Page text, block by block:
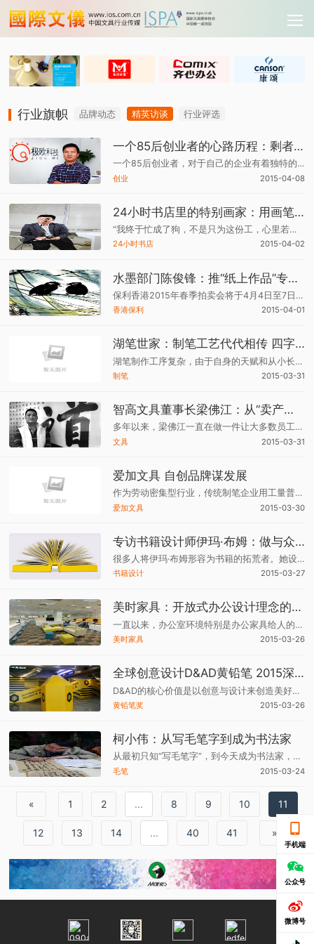
行业旗帜 品牌动态 精英访谈 行业评选
一个85后创业者的心路历程：剩者为王
一个85后创业者，对于自己的企业有着独特的管理方式，高情商和低姿态，成就了这个业绩一年增长超过十倍的企业，事业的成功，也让他有了更多的思考和创新。
创业 2015-04-08
24小时书店里的特别画家：用画笔记录广州日与夜
“我终于忙成了狗，不是只为这份工，心里若是承着梦，狗屎拌饭也感动。”——这是阿飞作品《狗诗三首》中的诗句，用幽默的方式表现职场生活。
24小时书店 2015-04-02
水墨部门陈俊锋：推“纸上作品”专场，关注纸上创作
保利香港2015年春季拍卖会将于4月4日至7日在香港君悦酒店举行。其中，中国当代水墨部首次推出的“中国现当代纸上作品专场”受到藏家关注。
香港保利 2015-04-01
湖笔世家：制笔工艺代代相传 四字家训牢记心中
湖笔制作工序复杂，由于自身的天赋和从小长辈的熏陶，钱建梁“刻字”功底不错。可接手“双喜”后，除了公司经营管理外，他每天要多花费四个小时到一线车间学习各道工艺。
制笔 2015-03-31
智高文具董事长梁佛江：从“卖产品”到“做文化”的民族品牌
多年以来，梁佛江一直在做一件让大多数员工觉得很笨的事情——培育发展企业文化。但随着宏观经济产能过剩特点日渐明显，他越来越坚定自己当初的道路。
文具 2015-03-31
爱加文具 自创品牌谋发展
作为劳动密集型行业，传统制笔企业用工量普遍较大。与之相矛盾的，却是近年来愈来愈紧张的劳动力资源。从贴牌生产到自创品牌，这无疑是一个很大的跨度和挑战，对产品质量、设计款式、销售渠道和宣传等都提出了更高的要求。
爱加文具 2015-03-30
专访书籍设计师伊玛·布姆：做与众不同的书
很多人将伊玛·布姆形容为书籍的拓荒者。她设计的300多部书里，充满了各种鲜见的形式、材料、色彩，创新的画面和文字处理赋予了书籍新的呈现方式，给读者视觉和触觉的双重阅读体验。
书籍设计 2015-03-27
美时家具：开放式办公设计理念的践行者
一直以来，办公室环境特别是办公家具给人的感觉是色彩单调，款式固定保守，只是为了满足办公的基本功能。然而随着人们审美能力及消费水平的提升，人们对办公环境尤其是对办公家具的要求越来越高。
美时家具 2015-03-26
全球创意设计D&AD黄铅笔 2015深圳展策展人石婧专访
D&AD的核心价值是以创意与设计来创造美好世界这样的精神。通过看展览，大家会发现，创意与设计已经超越了以往理解的专业性的界线，只有设计师，广告公司的人才会去做，去关注。大家会看到不少脱离商业性的好创意，真的可以起到“拯救世界”的作用。
黄铅笔奖 2015-03-26
柯小伟：从写毛笔字到成为书法家
从最初只知“写毛笔字”，到今天成为书法家，柯小伟经历了怎样的书法之路？16日，《巴蜀周末》记者走近柯小伟，听他讲述自己与书法的故事。
毛笔 2015-03-24
« 1 2 ... 8 9 10 11
12 13 14 ... 40 41 »
手机端
公众号
微博号